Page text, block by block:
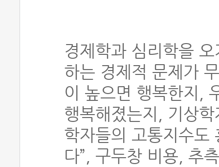
경제학과 심리학을
하는 경제적 문제가
이 높으면 행복한지,
행복해졌는지, 기상
학자들의 고통지수도
다”, 구두창 비용, 추